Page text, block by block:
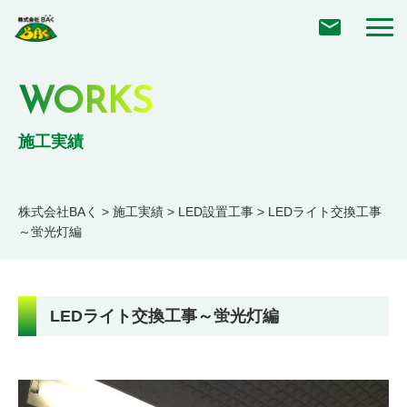
WORKS
施工実績
株式会社BAく > 施工実績 > LED設置工事 > LEDライト交換工事
～蛍光灯編
LEDライト交換工事～蛍光灯編